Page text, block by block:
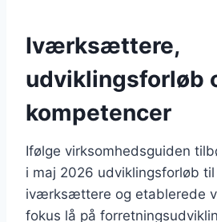
Iværksættere,
udviklingsforløb
kompetencer
Ifølge virksomhedsguiden
i maj 2026 udviklingsforløb
iværksættere og etablerede
fokus lå på